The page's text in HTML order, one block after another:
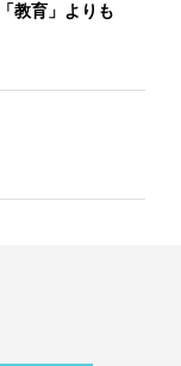
教育」よりも